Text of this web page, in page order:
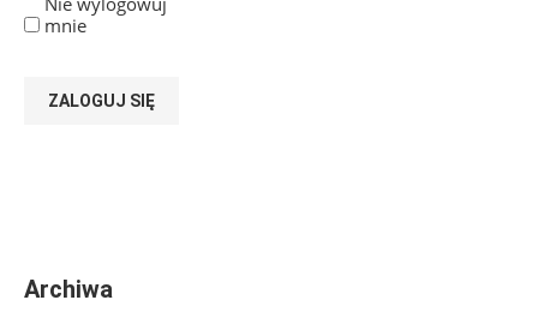
mnie
ZALOGUJ SIĘ
Archiwa